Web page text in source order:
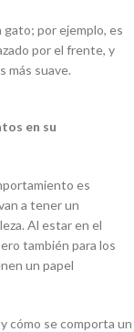
por ejemplo, es
por el frente, y
más suave.
en su
es
a tener un
Al estar en el
también para los
un papel
cómo se comporta un